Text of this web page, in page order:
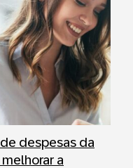
despesas da
a